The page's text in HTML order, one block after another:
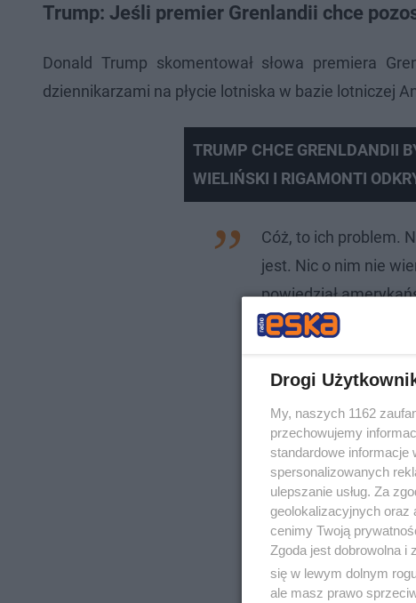
Trump: Jeśli premier Grenlandii chce
Donald Trump skomentował słowa premiera
dziennikarzami na płycie lotniska w bazie lotniczej
TRUMP CHCE GRENLDANDII
WIELIŃSKI I RIGAMONTI
Cóż, to ich problem.
jest. Nic o nim nie
powiedział
Drogi
My, naszych 1162
przechowujemy
standardowe informacje
spersonalizowanych
ulepszanie usług. Za
geolokalizacyjnych oraz
cenimy Twoją
Zgoda jest dobrowolna
się w lewym dolnym
ale masz prawo